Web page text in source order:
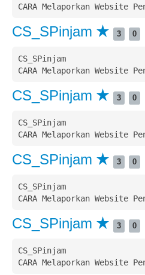
CS_SPinjam 3 0
CS_SPinjam
CS_SPinjam 3 0
CS_SPinjam
CS_SPinjam 3 0
CS_SPinjam
CS_SPinjam 3 0
CS_SPinjam